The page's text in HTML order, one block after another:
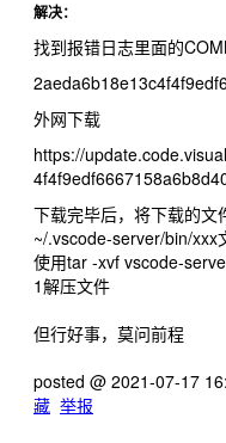
解决：
找到报错日志里面的
外网下载
https://
下载完毕后，将下载的
~/.vscode-server/bin/xxx
使用tar -xvf vscode-
1解压文件
但行好事，莫问前程
posted @ 2021-07-17
藏 举报